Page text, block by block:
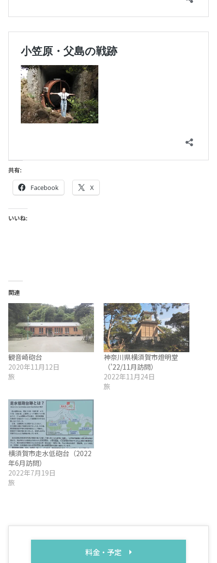
共有:
Facebook X
いいね:
関連
観音崎砲台
2020年11月12日
旅
神奈川県横須賀市燈明堂
（’22/11月訪問）
2022年11月24日
旅
横須賀市走水低砲台（2022
年6月訪問）
2022年7月19日
旅
料金・予定